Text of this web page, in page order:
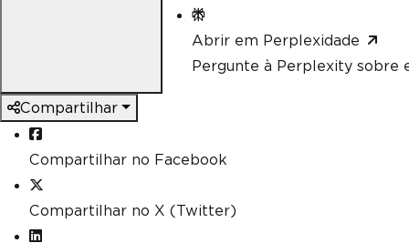
Abrir em Perplexidade
Pergunte à Perplexity sobre
Compartilhar
Compartilhar no Facebook
Compartilhar no X (Twitter)